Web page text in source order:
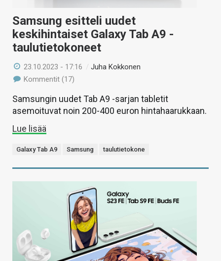
Samsung esitteli uudet
keskihintaiset Galaxy Tab A9 -
taulutietokoneet
23.10.2023 - 17:16 /Juha Kokkonen
Kommentit (17)
Samsungin uudet Tab A9 -sarjan tabletit
asemoituvat noin 200-400 euron hintahaarukkaan.
Lue lisää
Galaxy Tab A9 Samsung taulutietokone